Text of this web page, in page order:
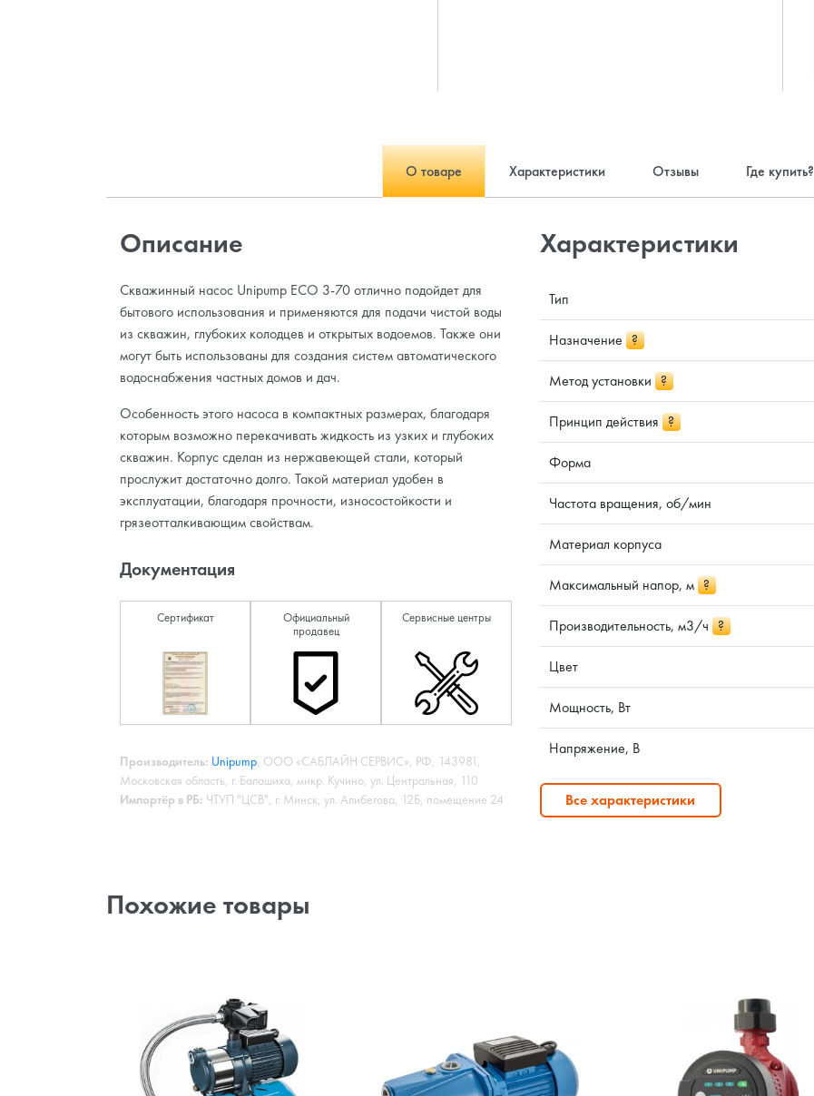
О товаре Характеристики Отзывы Где купить?
Описание
Скважинный насос Unipump ECO 3-70 отлично подойдет для
бытового использования и применяются для подачи чистой воды
из скважин, глубоких колодцев и открытых водоемов. Также они
могут быть использованы для создания систем автоматического
водоснабжения частных домов и дач.
Особенность этого насоса в компактных размерах, благодаря
которым возможно перекачивать жидкость из узких и глубоких
скважин. Корпус сделан из нержавеющей стали, который
прослужит достаточно долго. Такой материал удобен в
эксплуатации, благодаря прочности, износостойкости и
грязеотталкивающим свойствам.
Документация
Сертификат
Официальный
продавец
Сервисные центры
Производитель: Unipump, ООО «САБЛАЙН СЕРВИС», РФ, 143981,
Московская область, г. Балашиха, микр. Кучино, ул. Центральная, 110
Импортёр в РБ: ЧТУП "ЦСВ", г. Минск, ул. Алибегова, 12Б, помещение 24
Характеристики
Тип
Назначение ?
Метод установки ?
Принцип действия ?
Форма
Частота вращения, об/мин
Материал корпуса
Максимальный напор, м ?
Производительность, м3/ч ?
Цвет
Мощность, Вт
Напряжение, В
Все характеристики
Похожие товары